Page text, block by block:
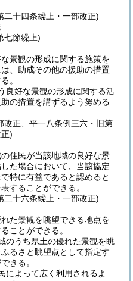
二十四条繰上・一部改正)
七節繰上)
景観の形成に関する施策を
、助成その他の援助の措置
。
良好な景観の形成に関する活
の措置を講ずるよう努める
改正、平一八条例三六・旧第
)
住民が当該地域の良好な景
た場合において、当該協定
特に有益であると認めると
することができる。
二十六条繰上・一部改正)
た景観を眺望できる地点を
ことができる。
のうち県土の優れた景観を眺
るさと眺望点として指定す
きる。
によって広く利用されるよ